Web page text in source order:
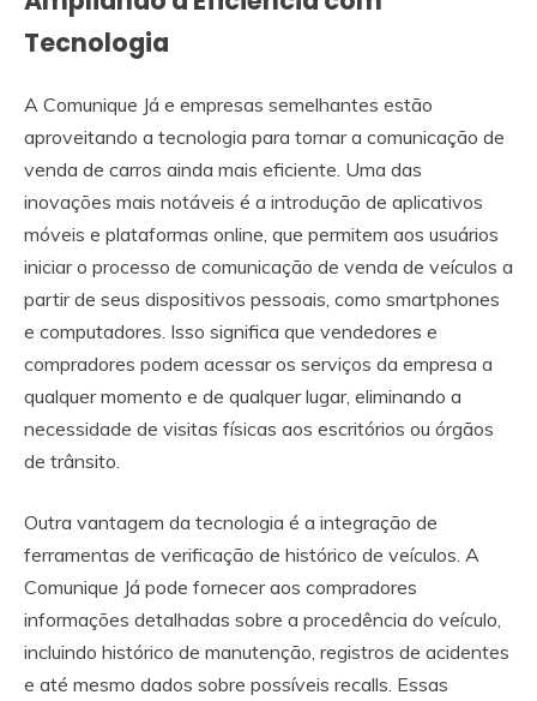
Tecnologia
A Comunique Já e empresas semelhantes estão
aproveitando a tecnologia para tornar a comunicação de
venda de carros ainda mais eficiente. Uma das
inovações mais notáveis é a introdução de aplicativos
móveis e plataformas online, que permitem aos usuários
iniciar o processo de comunicação de venda de veículos a
partir de seus dispositivos pessoais, como smartphones
e computadores. Isso significa que vendedores e
compradores podem acessar os serviços da empresa a
qualquer momento e de qualquer lugar, eliminando a
necessidade de visitas físicas aos escritórios ou órgãos
de trânsito.
Outra vantagem da tecnologia é a integração de
ferramentas de verificação de histórico de veículos. A
Comunique Já pode fornecer aos compradores
informações detalhadas sobre a procedência do veículo,
incluindo histórico de manutenção, registros de acidentes
e até mesmo dados sobre possíveis recalls. Essas